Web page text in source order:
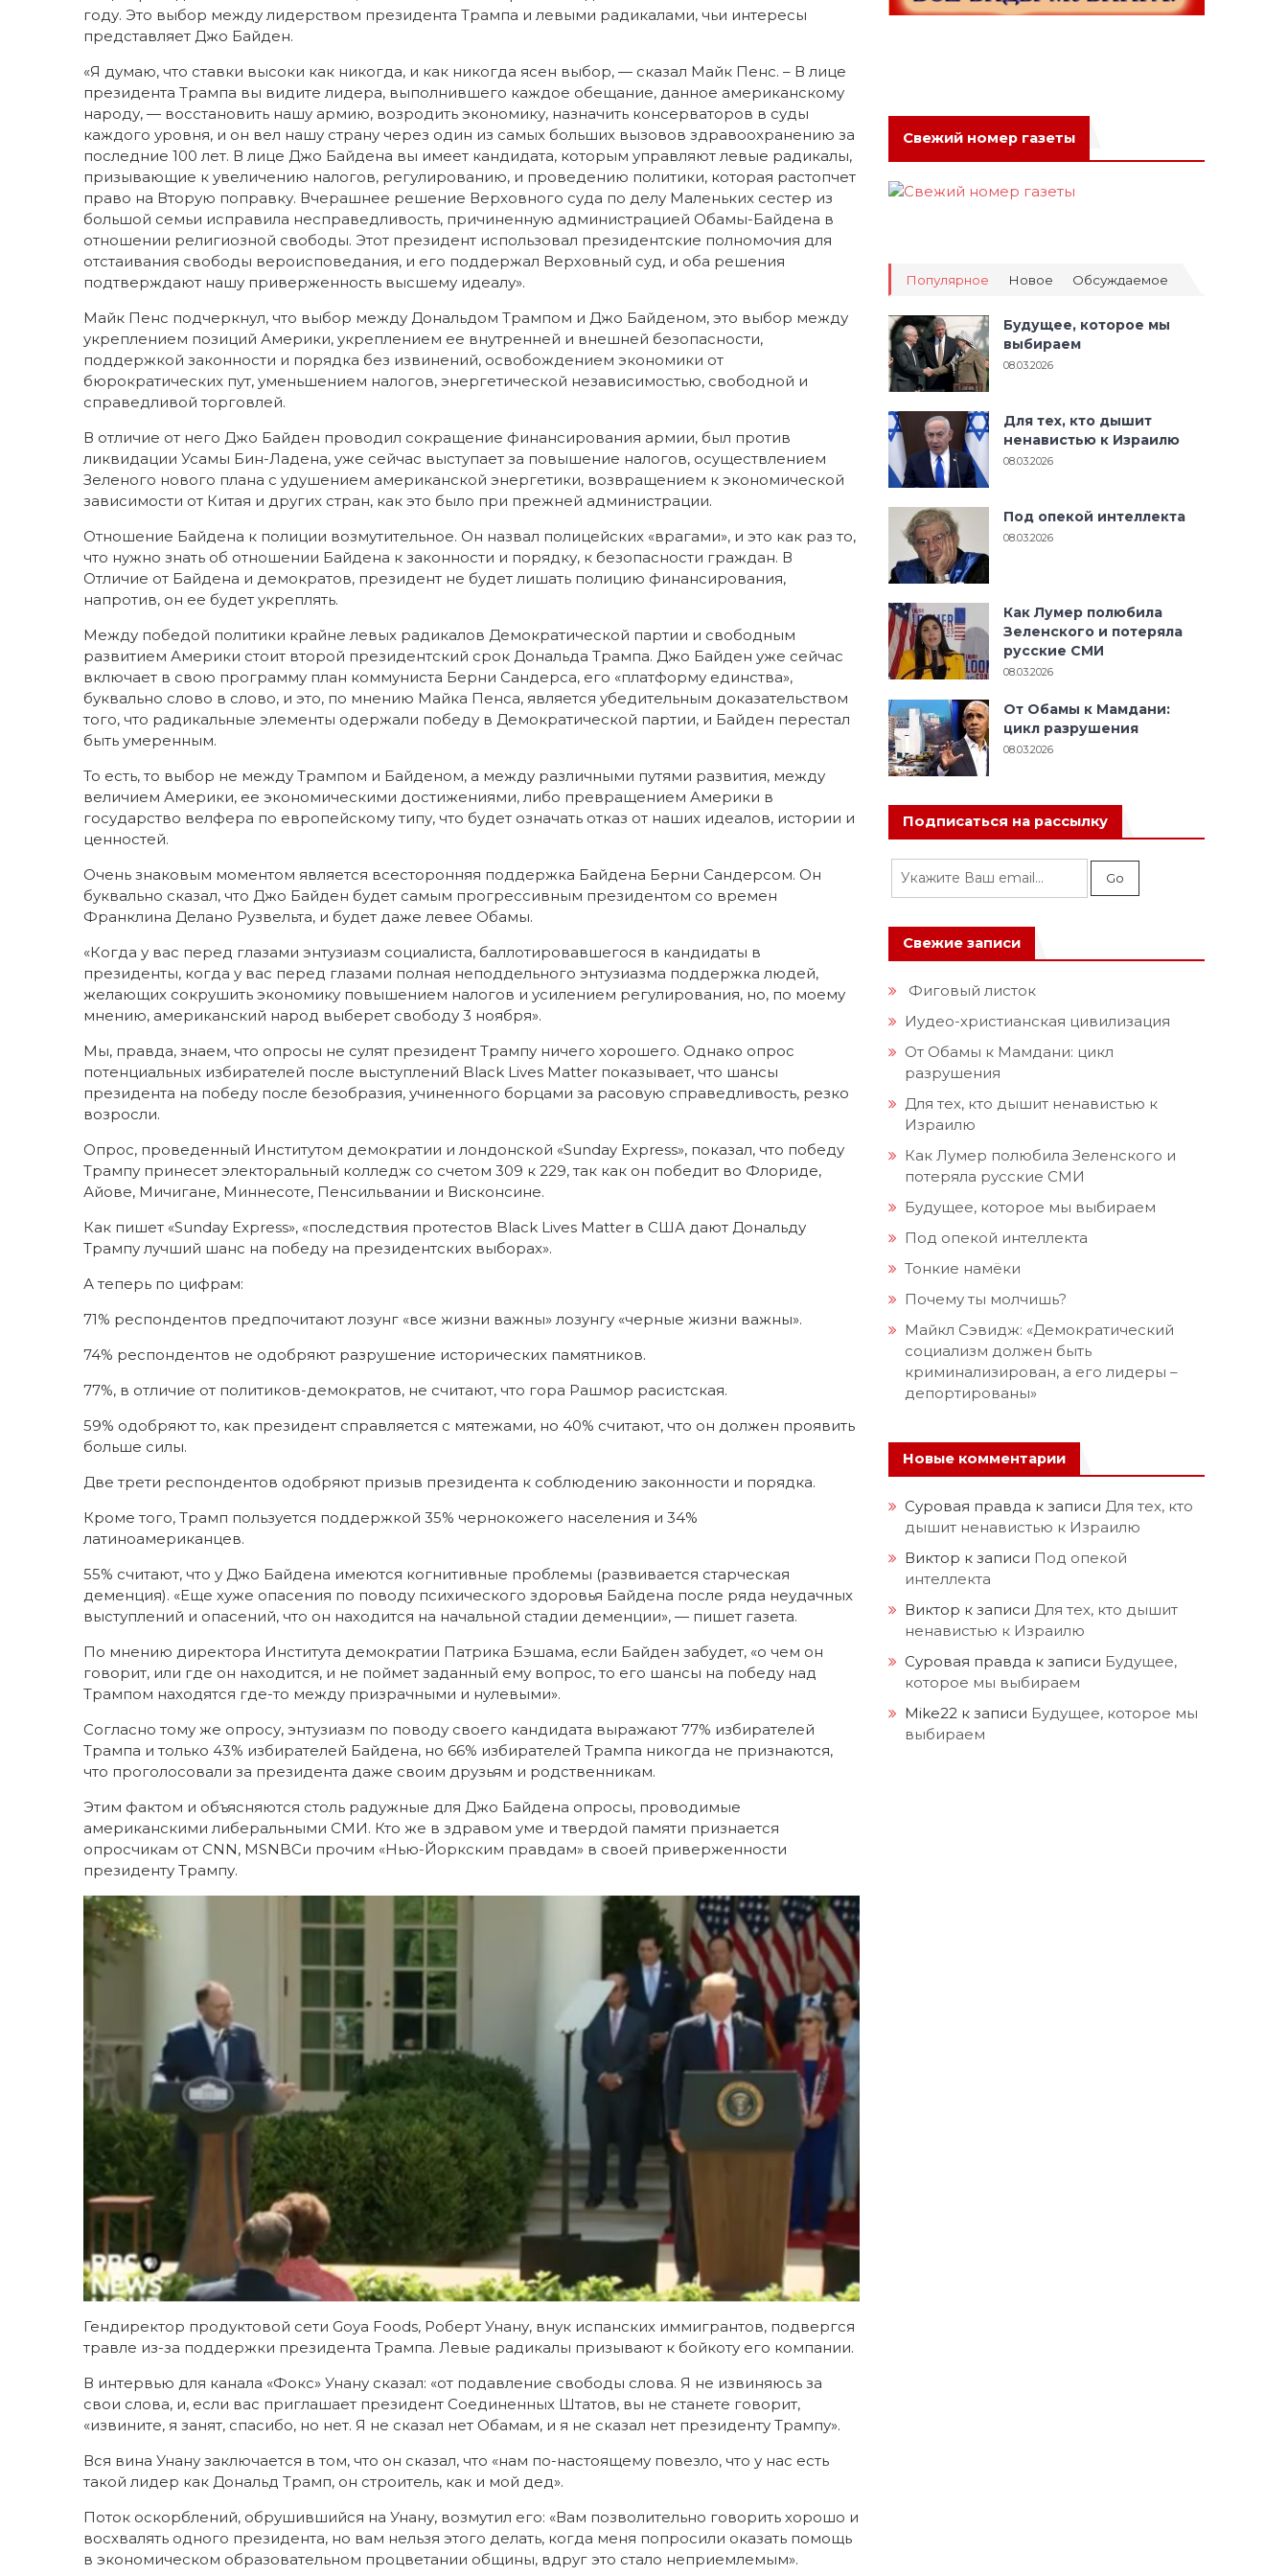
году. Это выбор между лидерством президента Трампа и левыми радикалами, чьи интересы
представляет Джо Байден.
«Я думаю, что ставки высоки как никогда, и как никогда ясен выбор, — сказал Майк Пенс. – В лице
президента Трампа вы видите лидера, выполнившего каждое обещание, данное американскому
народу, — восстановить нашу армию, возродить экономику, назначить консерваторов в суды
каждого уровня, и он вел нашу страну через один из самых больших вызовов здравоохранению за
последние 100 лет. В лице Джо Байдена вы имеет кандидата, которым управляют левые радикалы,
призывающие к увеличению налогов, регулированию, и проведению политики, которая растопчет
право на Вторую поправку. Вчерашнее решение Верховного суда по делу Маленьких сестер из
большой семьи исправила несправедливость, причиненную администрацией Обамы-Байдена в
отношении религиозной свободы. Этот президент использовал президентские полномочия для
отстаивания свободы вероисповедания, и его поддержал Верховный суд, и оба решения
подтверждают нашу приверженность высшему идеалу».
Майк Пенс подчеркнул, что выбор между Дональдом Трампом и Джо Байденом, это выбор между
укреплением позиций Америки, укреплением ее внутренней и внешней безопасности,
поддержкой законности и порядка без извинений, освобождением экономики от
бюрократических пут, уменьшением налогов, энергетической независимостью, свободной и
справедливой торговлей.
В отличие от него Джо Байден проводил сокращение финансирования армии, был против
ликвидации Усамы Бин-Ладена, уже сейчас выступает за повышение налогов, осуществлением
Зеленого нового плана с удушением американской энергетики, возвращением к экономической
зависимости от Китая и других стран, как это было при прежней администрации.
Отношение Байдена к полиции возмутительное. Он назвал полицейских «врагами», и это как раз то,
что нужно знать об отношении Байдена к законности и порядку, к безопасности граждан. В
Отличие от Байдена и демократов, президент не будет лишать полицию финансирования,
напротив, он ее будет укреплять.
Между победой политики крайне левых радикалов Демократической партии и свободным
развитием Америки стоит второй президентский срок Дональда Трампа. Джо Байден уже сейчас
включает в свою программу план коммуниста Берни Сандерса, его «платформу единства»,
буквально слово в слово, и это, по мнению Майка Пенса, является убедительным доказательством
того, что радикальные элементы одержали победу в Демократической партии, и Байден перестал
быть умеренным.
То есть, то выбор не между Трампом и Байденом, а между различными путями развития, между
величием Америки, ее экономическими достижениями, либо превращением Америки в
государство велфера по европейскому типу, что будет означать отказ от наших идеалов, истории и
ценностей.
Очень знаковым моментом является всесторонняя поддержка Байдена Берни Сандерсом. Он
буквально сказал, что Джо Байден будет самым прогрессивным президентом со времен
Франклина Делано Рузвельта, и будет даже левее Обамы.
«Когда у вас перед глазами энтузиазм социалиста, баллотировавшегося в кандидаты в
президенты, когда у вас перед глазами полная неподдельного энтузиазма поддержка людей,
желающих сокрушить экономику повышением налогов и усилением регулирования, но, по моему
мнению, американский народ выберет свободу 3 ноября».
Мы, правда, знаем, что опросы не сулят президент Трампу ничего хорошего. Однако опрос
потенциальных избирателей после выступлений Black Lives Matter показывает, что шансы
президента на победу после безобразия, учиненного борцами за расовую справедливость, резко
возросли.
Опрос, проведенный Институтом демократии и лондонской «Sunday Express», показал, что победу
Трампу принесет электоральный колледж со счетом 309 к 229, так как он победит во Флориде,
Айове, Мичигане, Миннесоте, Пенсильвании и Висконсине.
Как пишет «Sunday Express», «последствия протестов Black Lives Matter в США дают Дональду
Трампу лучший шанс на победу на президентских выборах».
А теперь по цифрам:
71% респондентов предпочитают лозунг «все жизни важны» лозунгу «черные жизни важны».
74% респондентов не одобряют разрушение исторических памятников.
77%, в отличие от политиков-демократов, не считают, что гора Рашмор расистская.
59% одобряют то, как президент справляется с мятежами, но 40% считают, что он должен проявить
больше силы.
Две трети респондентов одобряют призыв президента к соблюдению законности и порядка.
Кроме того, Трамп пользуется поддержкой 35% чернокожего населения и 34%
латиноамериканцев.
55% считают, что у Джо Байдена имеются когнитивные проблемы (развивается старческая
деменция). «Еще хуже опасения по поводу психического здоровья Байдена после ряда неудачных
выступлений и опасений, что он находится на начальной стадии деменции», — пишет газета.
По мнению директора Института демократии Патрика Бэшама, если Байден забудет, «о чем он
говорит, или где он находится, и не поймет заданный ему вопрос, то его шансы на победу над
Трампом находятся где-то между призрачными и нулевыми».
Согласно тому же опросу, энтузиазм по поводу своего кандидата выражают 77% избирателей
Трампа и только 43% избирателей Байдена, но 66% избирателей Трампа никогда не признаются,
что проголосовали за президента даже своим друзьям и родственникам.
Этим фактом и объясняются столь радужные для Джо Байдена опросы, проводимые
американскими либеральными СМИ. Кто же в здравом уме и твердой памяти признается
опросчикам от CNN, MSNBCи прочим «Нью-Йоркским правдам» в своей приверженности
президенту Трампу.
Гендиректор продуктовой сети Goya Foods, Роберт Унану, внук испанских иммигрантов, подвергся
травле из-за поддержки президента Трампа. Левые радикалы призывают к бойкоту его компании.
В интервью для канала «Фокс» Унану сказал: «от подавление свободы слова. Я не извиняюсь за
свои слова, и, если вас приглашает президент Соединенных Штатов, вы не станете говорит,
«извините, я занят, спасибо, но нет. Я не сказал нет Обамам, и я не сказал нет президенту Трампу».
Вся вина Унану заключается в том, что он сказал, что «нам по-настоящему повезло, что у нас есть
такой лидер как Дональд Трамп, он строитель, как и мой дед».
Поток оскорблений, обрушившийся на Унану, возмутил его: «Вам позволительно говорить хорошо и
восхвалять одного президента, но вам нельзя этого делать, когда меня попросили оказать помощь
в экономическом образовательном процветании общины, вдруг это стало неприемлемым».
Свежий номер газеты
Популярное Новое Обсуждаемое
Будущее, которое мы
выбираем
08.03.2026
Для тех, кто дышит
ненавистью к Израилю
08.03.2026
Под опекой интеллекта
08.03.2026
Как Лумер полюбила
Зеленского и потеряла
русские СМИ
08.03.2026
От Обамы к Мамдани:
цикл разрушения
08.03.2026
Подписаться на рассылку
Свежие записи
Фиговый листок
Иудео-христианская цивилизация
От Обамы к Мамдани: цикл
разрушения
Для тех, кто дышит ненавистью к
Израилю
Как Лумер полюбила Зеленского и
потеряла русские СМИ
Будущее, которое мы выбираем
Под опекой интеллекта
Тонкие намёки
Почему ты молчишь?
Майкл Сэвидж: «Демократический
социализм должен быть
криминализирован, а его лидеры –
депортированы»
Новые комментарии
Суровая правда к записи Для тех, кто
дышит ненавистью к Израилю
Виктор к записи Под опекой
интеллекта
Виктор к записи Для тех, кто дышит
ненавистью к Израилю
Суровая правда к записи Будущее,
которое мы выбираем
Mike22 к записи Будущее, которое мы
выбираем